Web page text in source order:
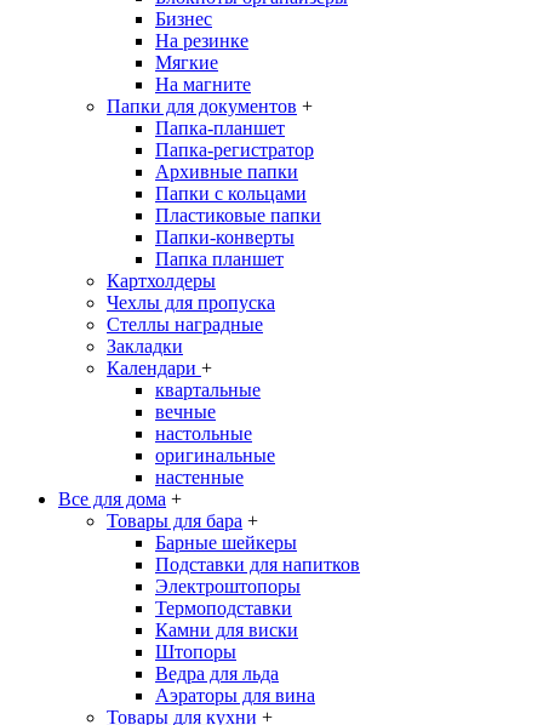
Бизнес
На резинке
Мягкие
На магните
Папки для документов +
Папка-планшет
Папка-регистратор
Архивные папки
Папки с кольцами
Пластиковые папки
Папки-конверты
Папка планшет
Картхолдеры
Чехлы для пропуска
Стеллы наградные
Закладки
Календари +
квартальные
вечные
настольные
оригинальные
настенные
Все для дома +
Товары для бара +
Барные шейкеры
Подставки для напитков
Электроштопоры
Термоподставки
Камни для виски
Штопоры
Ведра для льда
Аэраторы для вина
Товары для кухни +